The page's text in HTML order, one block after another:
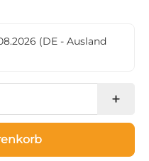
(DE - Ausland